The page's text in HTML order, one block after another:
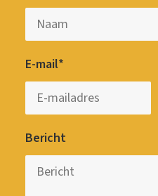
E-mail*
Bericht